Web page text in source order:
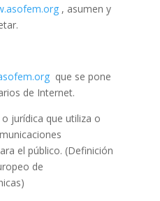
, asumen y
que se pone
de Internet.
jurídica que utiliza o
el público. (Definición
de